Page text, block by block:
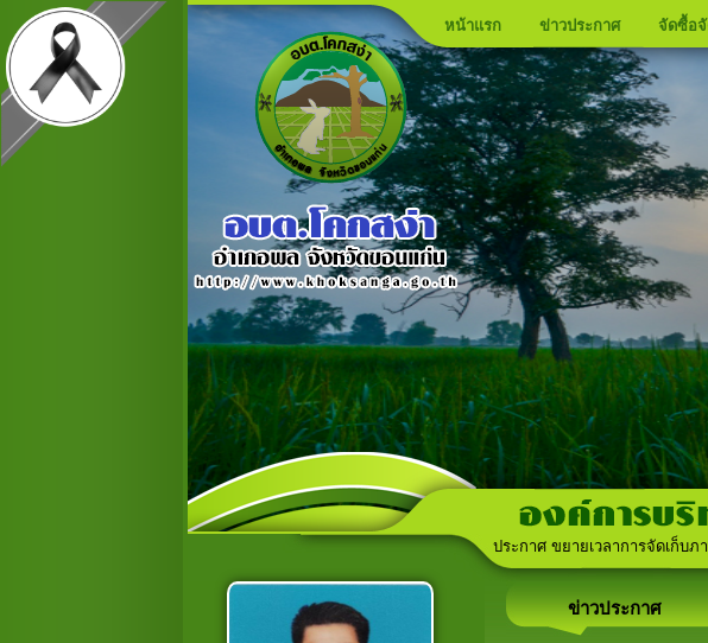
หน้าแรก ข่าวประกาศ จัดซื้อจั
ลานกีฬาภายในพื้นที่ตำบลโคกสง่า
เวทีประชาคม ประจำปีงบประมา
อาสาสมัครท้องถิ่นรักษ์โลก (อถล.)
ประกาศ คุณสมบัติและลักษณะต้อ
ข่าวประกาศ